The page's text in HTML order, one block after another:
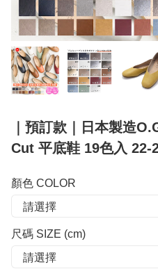
｜預訂款｜日本製造
Cut 平底鞋 19色入 22-
顏色 COLOR
尺碼 SIZE (cm)